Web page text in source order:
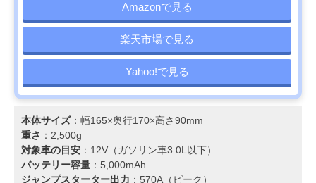
Amazonで見る
楽天市場で見る
Yahoo!で見る
本体サイズ：幅165×奥行170×高さ90mm
重さ ：2,500g
対象車の目安 ：12V（ガソリン車3.0L以下）
バッテリー容量 ：5,000mAh
ジャンプスターター出力 ：570A（ピーク）